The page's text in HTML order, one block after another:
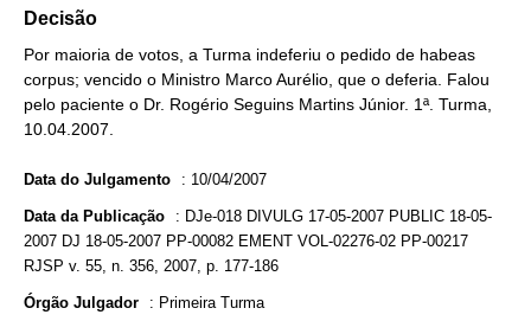
Decisão
Por maioria de votos, a Turma indeferiu o pedido de habeas
corpus; vencido o Ministro Marco Aurélio, que o deferia. Falou
pelo paciente o Dr. Rogério Seguins Martins Júnior. 1ª. Turma,
10.04.2007.
Data do Julgamento : 10/04/2007
Data da Publicação : DJe-018 DIVULG 17-05-2007 PUBLIC 18-05-
2007 DJ 18-05-2007 PP-00082 EMENT VOL-02276-02 PP-00217
RJSP v. 55, n. 356, 2007, p. 177-186
Órgão Julgador : Primeira Turma